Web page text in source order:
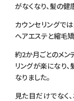
がなくなり、髪の健
カウンセリングで
ヘアエステと縮毛
約2か月ごとのメン
リングが楽になり
なりました。
見た目だけでなく